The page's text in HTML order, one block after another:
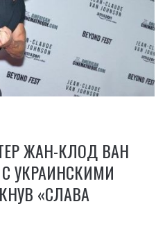
ЖАН-КЛОД ВАН
УКРАИНСКИМИ
«СЛАВА